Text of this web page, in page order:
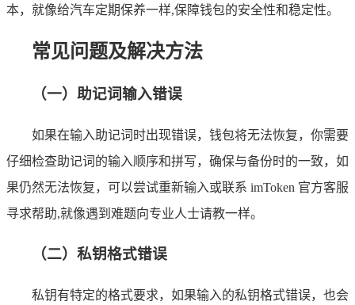
本，就像给汽车定期保养一样,保障钱包的安全性和稳定性。
常见问题及解决方法
（一）助记词输入错误
如果在输入助记词时出现错误，钱包将无法恢复，你需要
仔细检查助记词的输入顺序和拼写，确保与备份时的一致，如
果仍然无法恢复，可以尝试重新输入或联系 imToken 官方客服
寻求帮助,就像遇到难题向专业人士请教一样。
（二）私钥格式错误
私钥有特定的格式要求，如果输入的私钥格式错误，也会